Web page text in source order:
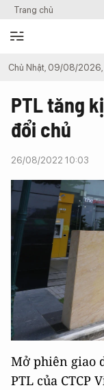
Trang chủ
Chủ Nhật, 09/08/
PTL tăng
đổi chủ
26/08/2022 10:03
Mở phiên giao
PTL của CTCP